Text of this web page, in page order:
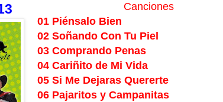
Canciones
01 Piénsalo Bien
02 Soñando Con Tu Piel
03 Comprando Penas
04 Cariñito de Mi Vida
05 Si Me Dejaras Quererte
06 Pajaritos y Campanitas